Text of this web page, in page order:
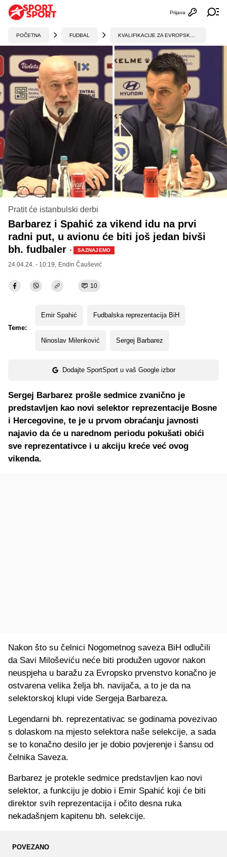
Otvori
Prijava
POČETNA FUDBAL
Pratit će istanbulski derbi
Barbarez i Spahić za vikend idu na prvi
radni put, u avionu će biti još jedan bivši
bh. fudbaler · SAZNAJEMO
24.04.24. - 10:19, Endin Čaušević
10
Teme:
Emir Spahić Fudbalska reprezentacija BiH
Ninoslav Milenković Sergej Barbarez
Dodajte SportSport u vaš Google izbor
Sergej Barbarez prošle sedmice zvanično je
predstavljen kao novi selektor reprezentacije Bosne
i Hercegovine, te je u prvom obraćanju javnosti
najavio da će u narednom periodu pokušati obići
sve reprezentativce i u akciju kreće već ovog
vikenda.
Nakon što su čelnici Nogometnog saveza BiH odlučili
da Savi Miloševiću neće biti produžen ugovor nakon
neuspjeha u baražu za Evropsko prvenstvo konačno je
ostvarena velika želja bh. navijača, a to je da na
selektorskoj klupi vide Sergeja Barbareza.
Legendarni bh. reprezentativac se godinama povezivao
s dolaskom na mjesto selektora naše selekcije, a sada
se to konačno desilo jer je dobio povjerenje i šansu od
čelnika Saveza.
Barbarez je protekle sedmice predstavljen kao novi
selektor, a funkciju je dobio i Emir Spahić koji će biti
direktor svih reprezentacija i očito desna ruka
nekadašnjem kapitenu bh. selekcije.
POVEZANO